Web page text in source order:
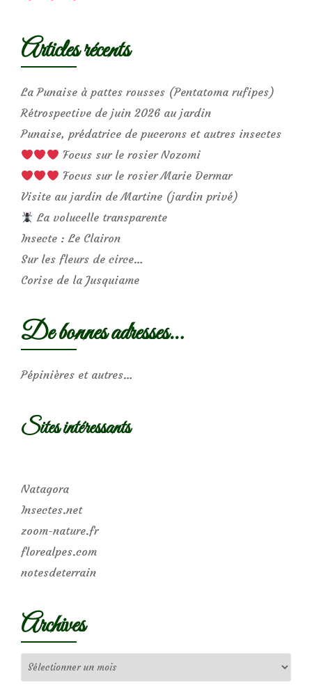
Articles récents
La Punaise à pattes rousses (Pentatoma rufipes)
Rétrospective de juin 2026 au jardin
Punaise, prédatrice de pucerons et autres insectes
Focus sur le rosier Nozomi
Focus sur le rosier Marie Dermar
Visite au jardin de Martine (jardin privé)
La volucelle transparente
Insecte : Le Clairon
Sur les fleurs de circe…
Corise de la Jusquiame
De bonnes adresses…
Pépinières et autres…
Sites intéressants
Natagora
Insectes.net
zoom-nature.fr
florealpes.com
notesdeterrain
Archives